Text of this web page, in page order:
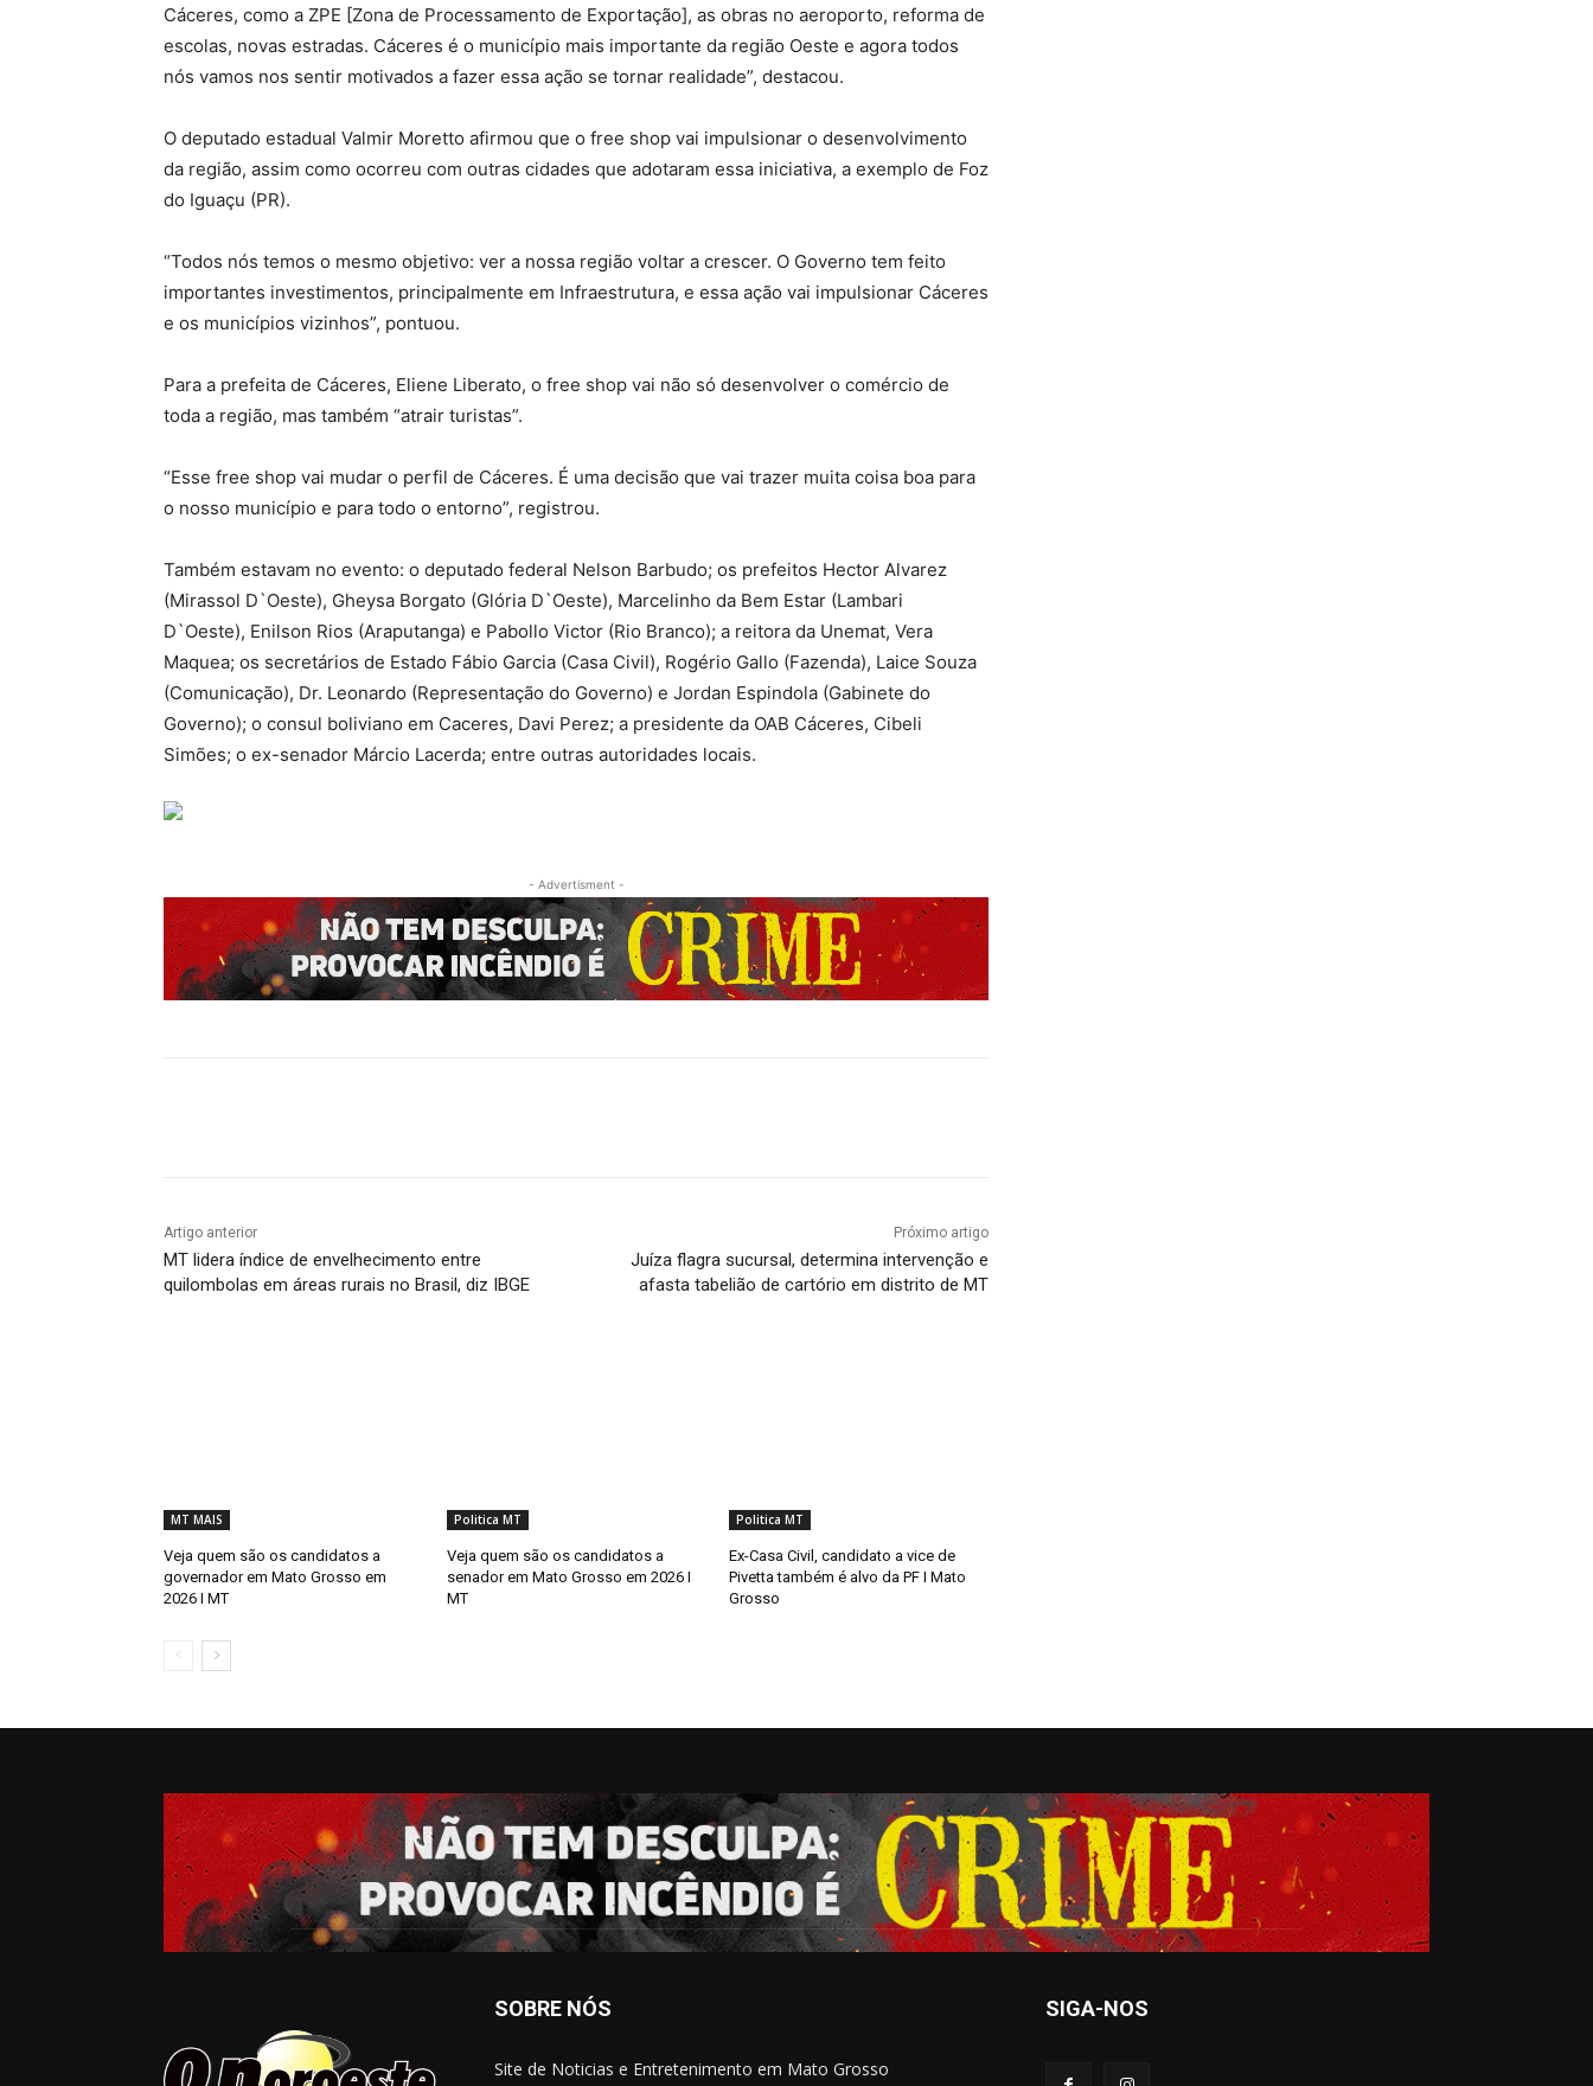
Cáceres, como a ZPE [Zona de Processamento de Exportação], as obras no aeroporto, reforma de
escolas, novas estradas. Cáceres é o município mais importante da região Oeste e agora todos
nós vamos nos sentir motivados a fazer essa ação se tornar realidade”, destacou.
O deputado estadual Valmir Moretto afirmou que o free shop vai impulsionar o desenvolvimento
da região, assim como ocorreu com outras cidades que adotaram essa iniciativa, a exemplo de Foz
do Iguaçu (PR).
“Todos nós temos o mesmo objetivo: ver a nossa região voltar a crescer. O Governo tem feito
importantes investimentos, principalmente em Infraestrutura, e essa ação vai impulsionar Cáceres
e os municípios vizinhos”, pontuou.
Para a prefeita de Cáceres, Eliene Liberato, o free shop vai não só desenvolver o comércio de
toda a região, mas também “atrair turistas”.
“Esse free shop vai mudar o perfil de Cáceres. É uma decisão que vai trazer muita coisa boa para
o nosso município e para todo o entorno”, registrou.
Também estavam no evento: o deputado federal Nelson Barbudo; os prefeitos Hector Alvarez
(Mirassol D`Oeste), Gheysa Borgato (Glória D`Oeste), Marcelinho da Bem Estar (Lambari
D`Oeste), Enilson Rios (Araputanga) e Pabollo Victor (Rio Branco); a reitora da Unemat, Vera
Maquea; os secretários de Estado Fábio Garcia (Casa Civil), Rogério Gallo (Fazenda), Laice Souza
(Comunicação), Dr. Leonardo (Representação do Governo) e Jordan Espindola (Gabinete do
Governo); o consul boliviano em Caceres, Davi Perez; a presidente da OAB Cáceres, Cibeli
Simões; o ex-senador Márcio Lacerda; entre outras autoridades locais.
- Advertisment -
Artigo anterior
MT lidera índice de envelhecimento entre
quilombolas em áreas rurais no Brasil, diz IBGE
Próximo artigo
Juíza flagra sucursal, determina intervenção e
afasta tabelião de cartório em distrito de MT
MT MAIS
Veja quem são os candidatos a
governador em Mato Grosso em
2026 I MT
Politica MT
Veja quem são os candidatos a
senador em Mato Grosso em 2026 I
MT
Politica MT
Ex-Casa Civil, candidato a vice de
Pivetta também é alvo da PF I Mato
Grosso
SOBRE NÓS
Site de Noticias e Entretenimento em Mato Grosso
SIGA-NOS